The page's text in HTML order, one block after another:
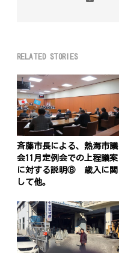
RELATED STORIES
斉藤市長による、熱海市議
会11月定例会での上程議案
に対する説明⑧ 歳入に関
して他。